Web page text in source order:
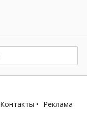
Контакты • Реклама